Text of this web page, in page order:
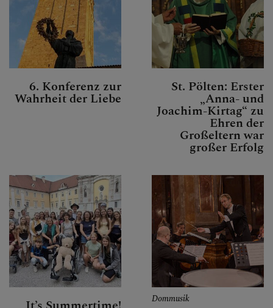
6. Konferenz zur
Wahrheit der Liebe
St. Pölten: Erster
„Anna- und
Joachim-Kirtag“ zu
Ehren der
Großeltern war
großer Erfolg
Dommusik